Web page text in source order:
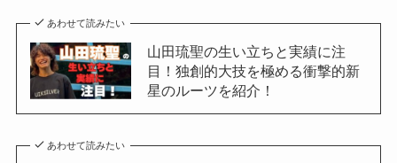
あわせて読みたい
山田琉聖の生い立ちと実績に注
目！独創的大技を極める衝撃的新
星のルーツを紹介！
あわせて読みたい